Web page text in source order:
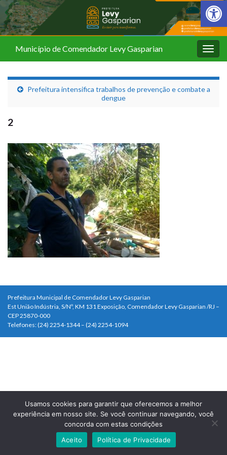
Barra de
Município de Comendador Levy Gasparian
Prefeitura intensifica trabalhos de prevenção e combate a
dengue
2
Prefeitura Municipal de Comendador Levy Gasparian
Est União Indústria, S/Nº, KM 131 Exposição, Comendador Levy Gasparian /RJ –
CEP 25870-000
Telefones: (24) 2254-1344 – (24) 2254-1094
Usamos cookies para garantir que oferecemos a melhor
experiência em nosso site. Se você continuar navegando, você
concorda com estas condições
Aceito
Política de Privacidade